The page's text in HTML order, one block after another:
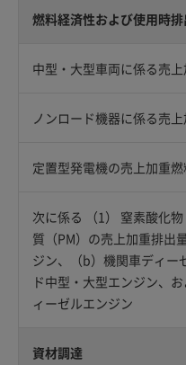
燃料経済性および使用時
中型・大型車両に係る売
ノンロード機器に係る売
定置型発電機の売上加重
次に係る （1） 窒素酸化
質（PM）の売上加重排出
ジン、（b）機関車ディー
ド中型・大型エンジン、
ィーゼルエンジン
資材調達